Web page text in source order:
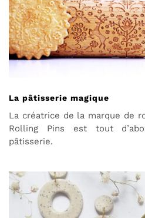
La pâtisserie magique
La créatrice de la marque de
Rolling Pins est tout
pâtisserie.